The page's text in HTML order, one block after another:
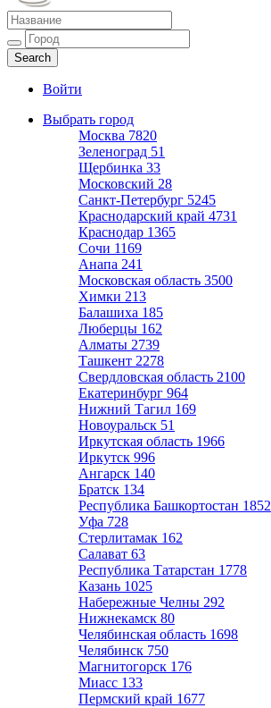
Все кафе города
Каталог хороших кафе
Войти
Выбрать город
Москва 7820
Зеленоград 51
Щербинка 33
Московский 28
Санкт-Петербург 5245
Краснодарский край 4731
Краснодар 1365
Сочи 1169
Анапа 241
Московская область 3500
Химки 213
Балашиха 185
Люберцы 162
Алматы 2739
Ташкент 2278
Свердловская область 2100
Екатеринбург 964
Нижний Тагил 169
Новоуральск 51
Иркутская область 1966
Иркутск 996
Ангарск 140
Братск 134
Республика Башкортостан 1852
Уфа 728
Стерлитамак 162
Салават 63
Республика Татарстан 1778
Казань 1025
Набережные Челны 292
Нижнекамск 80
Челябинская область 1698
Челябинск 750
Магнитогорск 176
Миасс 133
Пермский край 1677